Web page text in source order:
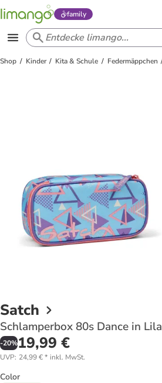
family
Shop Kinder Kita & Schule Federmäppchen
Satch
Schlamperbox 80s Dance in Lila
-20%19,99 €
UVP: 24,99 €* inkl. MwSt.
Color